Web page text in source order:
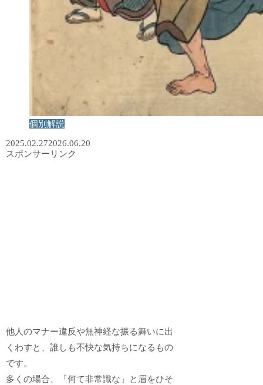
個別解説
2025.02.272026.06.20
スポンサーリンク
他人のマナー違反や無神経な振る舞いに出
くわすと、誰しも不快な気持ちになるもの
です。
多くの場合、「何て非常識な」と眉をひそ